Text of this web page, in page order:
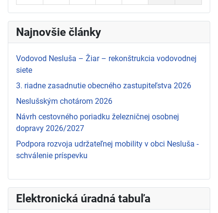
Najnovšie články
Vodovod Nesluša – Žiar – rekonštrukcia vodovodnej
siete
3. riadne zasadnutie obecného zastupiteľstva 2026
Neslušským chotárom 2026
Návrh cestovného poriadku železničnej osobnej
dopravy 2026/2027
Podpora rozvoja udržateľnej mobility v obci Nesluša -
schválenie príspevku
Elektronická úradná tabuľa